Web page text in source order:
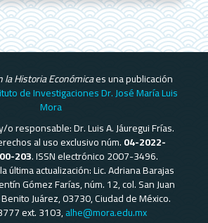
Historia Económicaes una publicación
de Investigaciones Dr. José María Luis
Mora
responsable: Dr. Luis A. Jáuregui Frías.
al uso exclusivo núm.04-2022-
203. ISSN electrónico 2007-3496.
última actualización: Lic. Adriana Barajas
Gómez Farías, núm. 12, col. San Juan
Juárez, 03730, Ciudad de México.
ext. 3103,alhe@mora.edu.mx